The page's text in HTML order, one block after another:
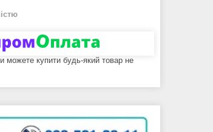
можете купити будь-який товар не